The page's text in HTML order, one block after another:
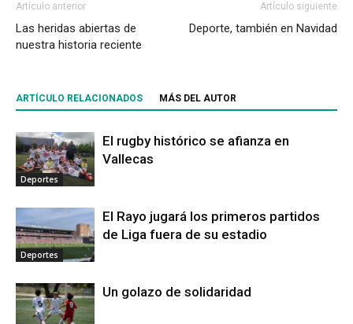
Artículo anterior
Las heridas abiertas de
nuestra historia reciente
Artículo siguiente
Deporte, también en Navidad
ARTÍCULO RELACIONADOS MÁS DEL AUTOR
Deportes
El rugby histórico se afianza en
Vallecas
Deportes
El Rayo jugará los primeros partidos
de Liga fuera de su estadio
Un golazo de solidaridad